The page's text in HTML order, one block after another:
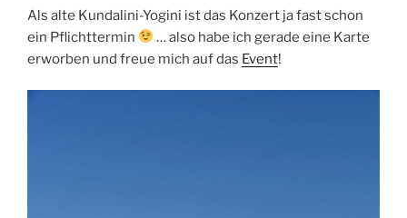
Als alte Kundalini-Yogini ist das Konzert ja fast schon
ein Pflichttermin
… also habe ich gerade eine Karte
erworben und freue mich auf das Event!